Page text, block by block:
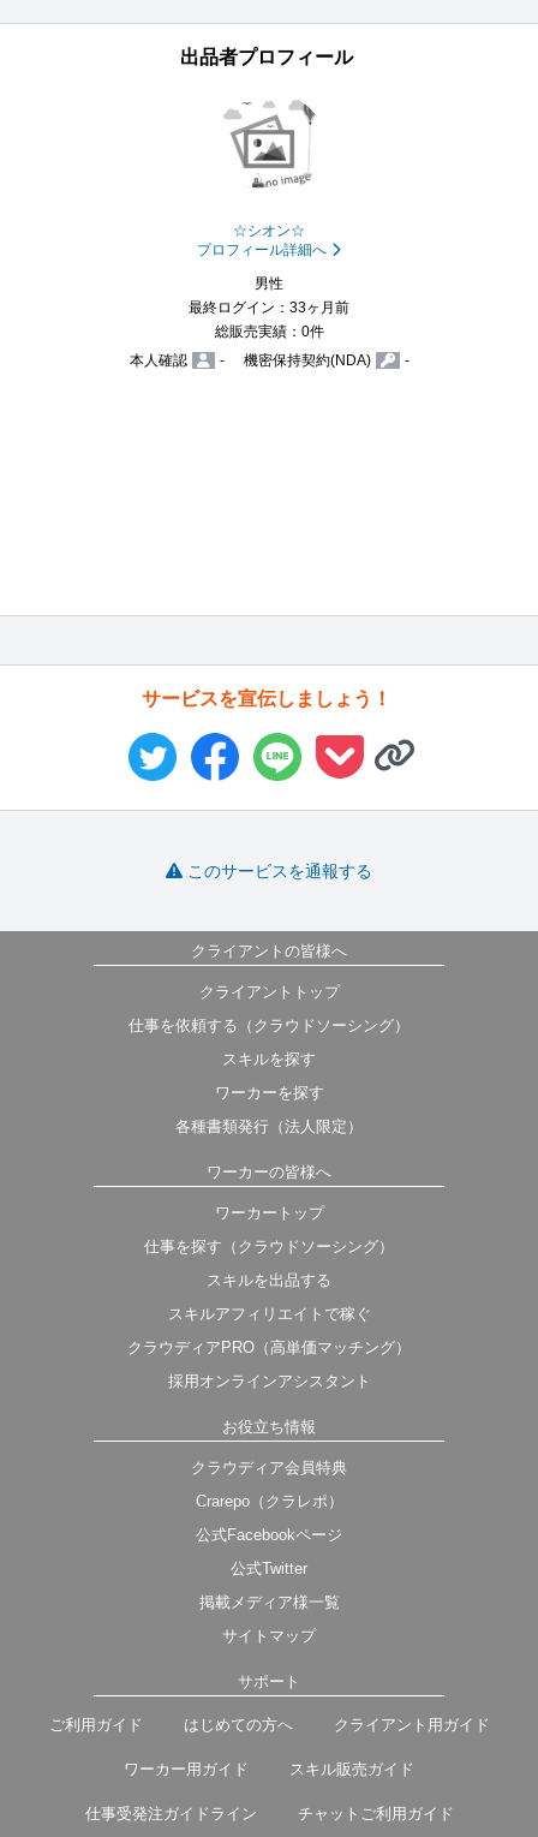
出品者プロフィール
☆シオン☆
プロフィール詳細へ
男性
最終ログイン：33ヶ月前
総販売実績：0件
本人確認
- 機密保持契約(NDA) -
サービスを宣伝しましょう！
このサービスを通報する
クライアントの皆様へ
クライアントトップ
仕事を依頼する（クラウドソーシング）
スキルを探す
ワーカーを探す
各種書類発行（法人限定）
ワーカーの皆様へ
ワーカートップ
仕事を探す（クラウドソーシング）
スキルを出品する
スキルアフィリエイトで稼ぐ
クラウディアPRO（高単価マッチング）
採用オンラインアシスタント
お役立ち情報
クラウディア会員特典
Crarepo（クラレポ）
公式Facebookページ
公式Twitter
掲載メディア様一覧
サイトマップ
サポート
ご利用ガイド はじめての方へ クライアント用ガイド
ワーカー用ガイド スキル販売ガイド
仕事受発注ガイドライン チャットご利用ガイド